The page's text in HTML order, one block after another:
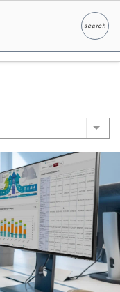
search
찾다
List